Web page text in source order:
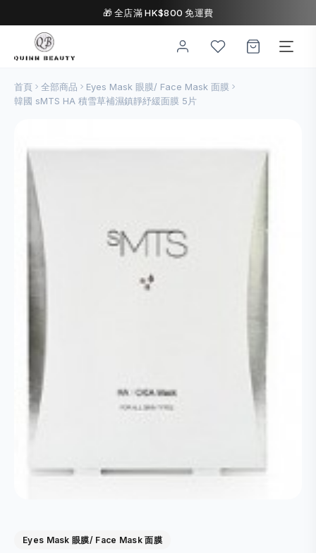
🎁 全店滿 HK$800 免運費
首頁 全部商品
Eyes Mask 眼膜/ Face Mask 面膜
韓國 sMTS HA 積雪草補濕鎮靜紓緩面膜 5片
Eyes Mask 眼膜/ Face Mask 面膜